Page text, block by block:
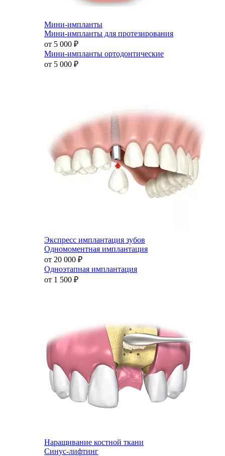
Мини-импланты
Мини-импланты для протезирования
от 5 000 ₽
Мини-импланты ортодонтические
от 5 000 ₽
Экспресс имплантация зубов
Одномоментная имплантация
от 20 000 ₽
Одноэтапная имплантация
от 1 500 ₽
Наращивание костной ткани
Синус-лифтинг